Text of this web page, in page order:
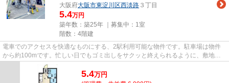
大阪府大阪市東淀川区西淡路 ３丁目
5.4万円
築年数：築25年 ｜募集中： 1室
階数：4階建
電車でのアクセスを快適なものにする、2駅利用可能な物件です。駐車場は物件
から約100mです。忙しい日でもゴミ出しをサクッと終えられるように、敷地内
にゴミ置き場を備えております。...
5.4万円